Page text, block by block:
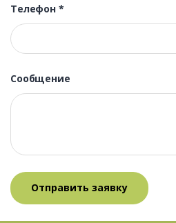
Телефон *
Сообщение